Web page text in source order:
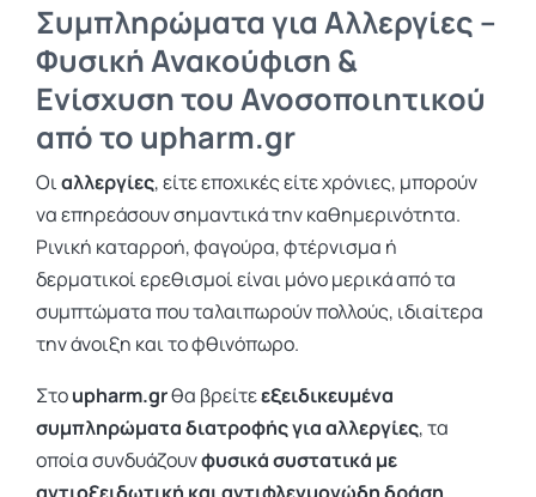
Συμπληρώματα για Αλλεργίες –
Φυσική Ανακούφιση &
Ενίσχυση του Ανοσοποιητικού
από το upharm.gr
Οιαλλεργίες, είτε εποχικές είτε χρόνιες, μπορούν
να επηρεάσουν σημαντικά την καθημερινότητα.
Ρινική καταρροή, φαγούρα, φτέρνισμα ή
δερματικοί ερεθισμοί είναι μόνο μερικά από τα
συμπτώματα που ταλαιπωρούν πολλούς, ιδιαίτερα
την άνοιξη και το φθινόπωρο.
Στοupharm.grθα βρείτεεξειδικευμένα
συμπληρώματα διατροφής για αλλεργίες, τα
οποία συνδυάζουνφυσικά συστατικά με